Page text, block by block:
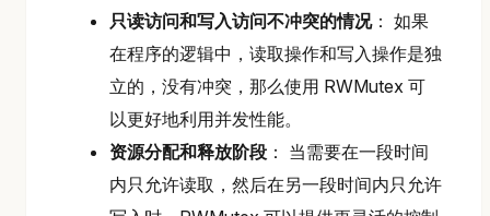
只读访问和写入访问不冲突的情况： 如果
在程序的逻辑中，读取操作和写入操作是独
立的，没有冲突，那么使用 RWMutex 可
以更好地利用并发性能。
资源分配和释放阶段 ： 当需要在一段时间
内只允许读取，然后在另一段时间内只允许